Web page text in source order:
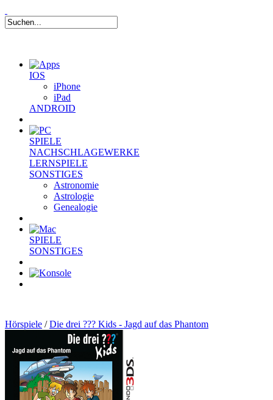
IOS
iPhone
iPad
ANDROID
SPIELE
NACHSCHLAGEWERKE
LERNSPIELE
SONSTIGES
Astronomie
Astrologie
Genealogie
SPIELE
SONSTIGES
Hörspiele /Die drei ??? Kids - Jagd auf das Phantom